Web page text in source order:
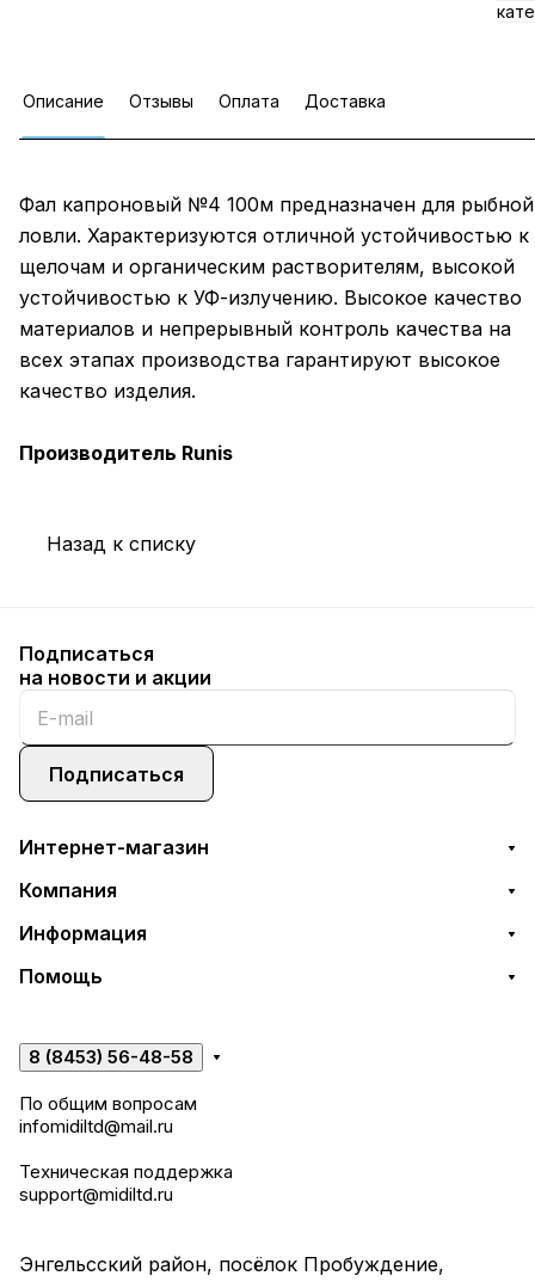
Описание Отзывы Оплата Доставка
Фал капроновый №4 100м предназначен для рыбной
ловли. Характеризуются отличной устойчивостью к
щелочам и органическим растворителям, высокой
устойчивостью к УФ-излучению. Высокое качество
материалов и непрерывный контроль качества на
всех этапах производства гарантируют высокое
качество изделия.
Производитель Runis
Назад к списку
Подписаться
на новости и акции
Подписаться
Интернет-магазин
Компания
Информация
Помощь
8 (8453) 56-48-58
По общим вопросам
infomidiltd@mail.ru
Техническая поддержка
support@midiltd.ru
Энгельсский район, посёлок Пробуждение,